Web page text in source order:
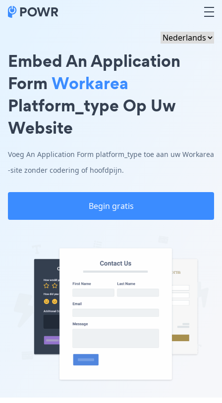
Embed An Application
Form Workarea
Platform_type Op Uw
Website
Voeg An Application Form platform_type toe aan uw Workarea
-site zonder codering of hoofdpijn.
Begin gratis